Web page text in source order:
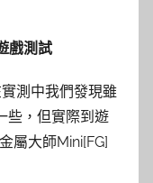
戲測試
測中我們發現雖
些，但實際到遊
屬大師Mini[FG]